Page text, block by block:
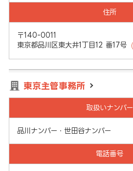
住所
〒140-0011
東京都品川区東大井1丁目12 番17号
東京主管事務所
取扱いナンバー
品川ナンバー・世田谷ナンバー
電話番号